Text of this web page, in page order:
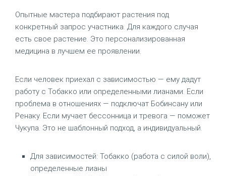
Опытные мастера подбирают растения под
конкретный запрос участника. Для каждого случая
есть свое растение. Это персонализированная
медицина в лучшем ее проявлении.
Если человек приехал с зависимостью — ему дадут
работу с Тобакко или определенными лианами. Если
проблема в отношениях — подключат Бобинсану или
Ренаку. Если мучает бессонница и тревога — поможет
Чукупа. Это не шаблонный подход, а индивидуальный.
Для зависимостей: Тобакко (работа с силой воли),
определенные лианы